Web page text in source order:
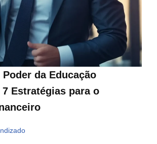
da Educação
Estratégias para o